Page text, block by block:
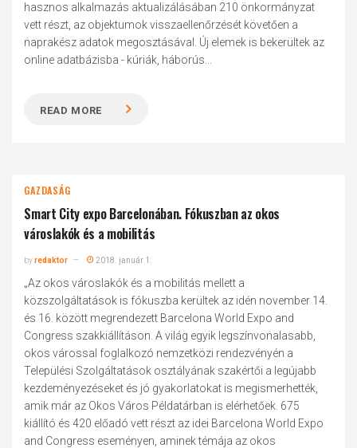
hasznos alkalmazás aktualizálásában 210 önkormányzat
vett részt, az objektumok visszaellenőrzését követően a
naprakész adatok megosztásával. Új elemek is bekerültek az
online adatbázisba - kúriák, háborús...
READ MORE
GAZDASÁG
Smart City expo Barcelonában. Fókuszban az okos
városlakók és a mobilitás
byredaktor 2018. január 1.
„Az okos városlakók és a mobilitás mellett a
közszolgáltatások is fókuszba kerültek az idén november 14.
és 16. között megrendezett Barcelona World Expo and
Congress szakkiállításon. A világ egyik legszínvonalasabb,
okos várossal foglalkozó nemzetközi rendezvényén a
Települési Szolgáltatások osztályának szakértői a legújabb
kezdeményezéseket és jó gyakorlatokat is megismerhették,
amik már az Okos Város Példatárban is elérhetőek. 675
kiállító és 420 előadó vett részt az idei Barcelona World Expo
and Congress eseményen, aminek témája az okos